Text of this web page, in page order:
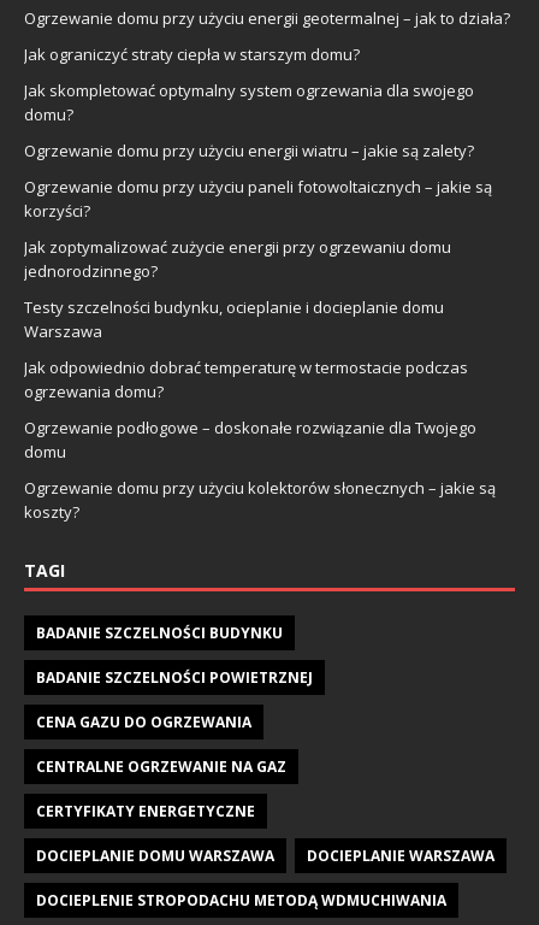
Ogrzewanie domu przy użyciu energii geotermalnej – jak to działa?
Jak ograniczyć straty ciepła w starszym domu?
Jak skompletować optymalny system ogrzewania dla swojego
domu?
Ogrzewanie domu przy użyciu energii wiatru – jakie są zalety?
Ogrzewanie domu przy użyciu paneli fotowoltaicznych – jakie są
korzyści?
Jak zoptymalizować zużycie energii przy ogrzewaniu domu
jednorodzinnego?
Testy szczelności budynku, ocieplanie i docieplanie domu
Warszawa
Jak odpowiednio dobrać temperaturę w termostacie podczas
ogrzewania domu?
Ogrzewanie podłogowe – doskonałe rozwiązanie dla Twojego
domu
Ogrzewanie domu przy użyciu kolektorów słonecznych – jakie są
koszty?
TAGI
BADANIE SZCZELNOŚCI BUDYNKU
BADANIE SZCZELNOŚCI POWIETRZNEJ
CENA GAZU DO OGRZEWANIA
CENTRALNE OGRZEWANIE NA GAZ
CERTYFIKATY ENERGETYCZNE
DOCIEPLANIE DOMU WARSZAWA DOCIEPLANIE WARSZAWA
DOCIEPLENIE STROPODACHU METODĄ WDMUCHIWANIA